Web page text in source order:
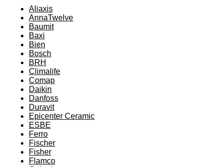
Aliaxis
AnnaTwelve
Baumit
Baxi
Bien
Bosch
BRH
Climalife
Comap
Daikin
Danfoss
Duravit
Epicenter Ceramic
ESBE
Ferro
Fischer
Fisher
Flamco